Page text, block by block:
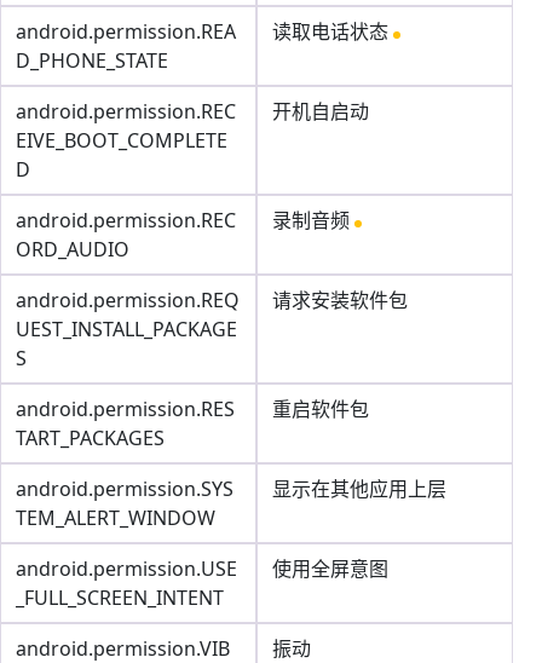
android.permission.REA
D_PHONE_STATE
读取电话状态
android.permission.REC
EIVE_BOOT_COMPLETE
D
开机自启动
android.permission.REC
ORD_AUDIO
录制音频
android.permission.REQ
UEST_INSTALL_PACKAGE
S
请求安装软件包
android.permission.RES
TART_PACKAGES
重启软件包
android.permission.SYS
TEM_ALERT_WINDOW
显示在其他应用上层
android.permission.USE
_FULL_SCREEN_INTENT
使用全屏意图
android.permission.VIB
振动